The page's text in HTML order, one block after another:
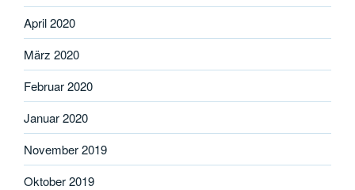
April 2020
März 2020
Februar 2020
Januar 2020
November 2019
Oktober 2019